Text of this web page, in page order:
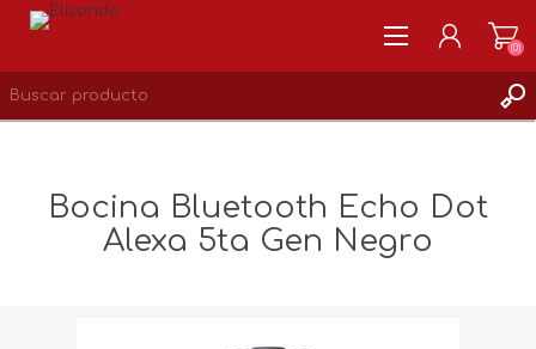
LISTA DE DESEOS
(0)
Bocina Bluetooth Echo Dot
Alexa 5ta Gen Negro